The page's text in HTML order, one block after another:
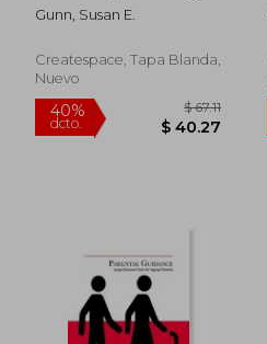
for Aging Loved Ones
(en Inglés)
Gunn, Susan E.
Createspace, Tapa Blanda,
Nuevo